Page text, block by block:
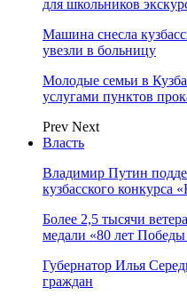
для школьников
Машина снесла
увезли в больницу
Молодые семьи в
услугами пунктов
Prev Next
Власть
Владимир Путин
кузбасского конкурса
Более 2,5 тысячи
медали «80 лет
Губернатор Илья
граждан